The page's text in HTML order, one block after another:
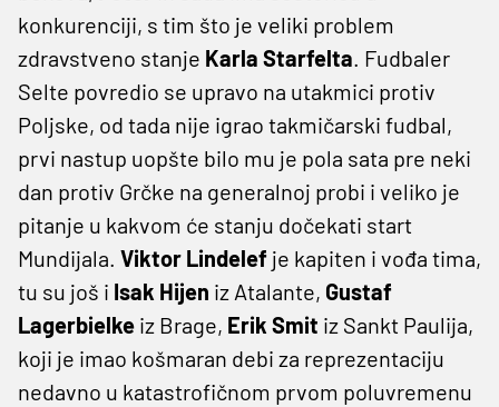
konkurenciji, s tim što je veliki problem
zdravstveno stanje Karla Starfelta. Fudbaler
Selte povredio se upravo na utakmici protiv
Poljske, od tada nije igrao takmičarski fudbal,
prvi nastup uopšte bilo mu je pola sata pre neki
dan protiv Grčke na generalnoj probi i veliko je
pitanje u kakvom će stanju dočekati start
Mundijala. Viktor Lindelef je kapiten i vođa tima,
tu su još i Isak Hijen iz Atalante, Gustaf
Lagerbielke iz Brage, Erik Smit iz Sankt Paulija,
koji je imao košmaran debi za reprezentaciju
nedavno u katastrofičnom prvom poluvremenu